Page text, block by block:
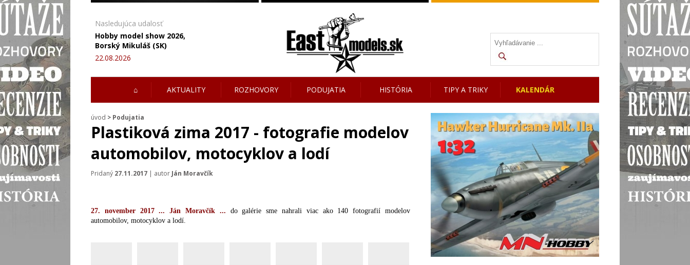
Nasledujúca udalosť
Hobby model show 2026,
Borský Mikuláš (SK)
22.08.2026
⌂ AKTUALITY ROZHOVORY PODUJATIA HISTÓRIA TIPY A TRIKY KALENDÁR
úvod > Podujatia
Plastiková zima 2017 - fotografie modelov
automobilov, motocyklov a lodí
Pridaný 27.11.2017 | autor Ján Moravčík
27. november 2017 ... Ján Moravčík ... do galérie sme nahrali viac ako 140 fotografií modelov
automobilov, motocyklov a lodí.